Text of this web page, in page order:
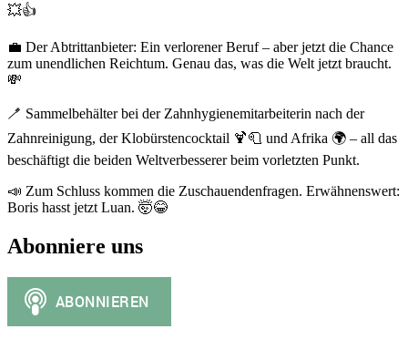
💥👍
💼 Der Abtrittanbieter: Ein verlorener Beruf – aber jetzt die Chance
zum unendlichen Reichtum. Genau das, was die Welt jetzt braucht.
💸
🪥 Sammelbehälter bei der Zahnhygienemitarbeiterin nach der
Zahnreinigung, der Klobürstencocktail 🍹🧻 und Afrika 🌍 – all das
beschäftigt die beiden Weltverbesserer beim vorletzten Punkt.
📣 Zum Schluss kommen die Zuschauendenfragen. Erwähnenswert:
Boris hasst jetzt Luan. 🤯😂
Abonniere uns